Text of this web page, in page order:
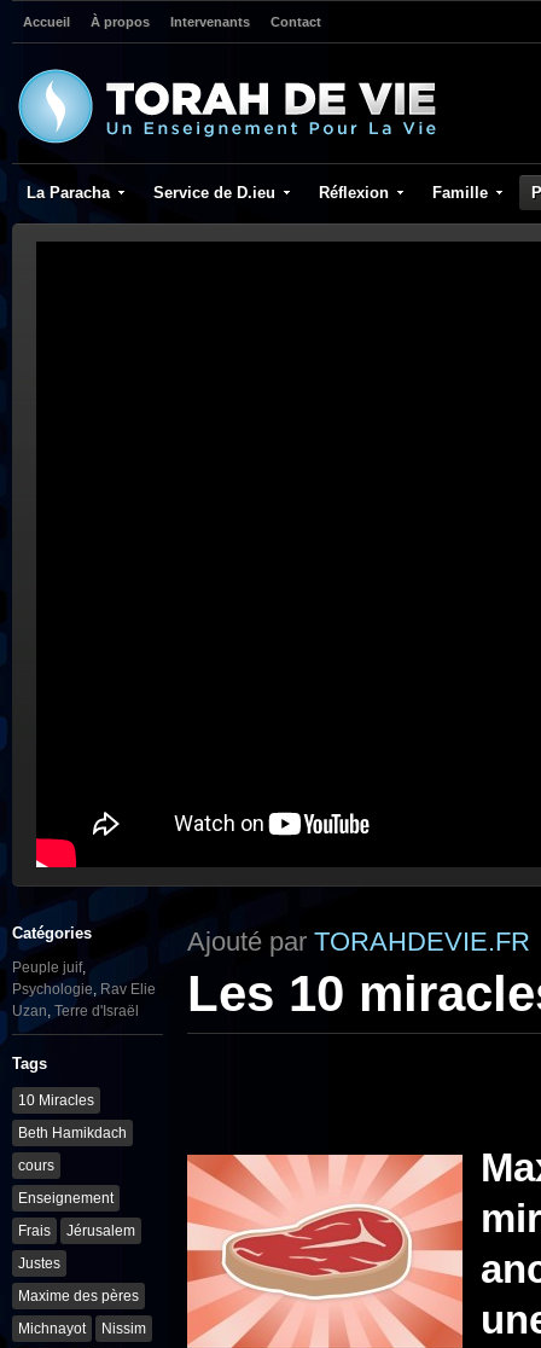
Accueil À propos Intervenants Contact
La Paracha Service de D.ieu Réflexion Famille
Catégories
Peuple juif,
Psychologie, Rav Elie
Uzan, Terre d'Israël
Tags
10 Miracles
Beth Hamikdach
cours
Enseignement
Frais
Jérusalem
Justes
Maxime des pères
Michnayot
Nissim
Ajouté par TORAHDEVIE.FR
Les 10